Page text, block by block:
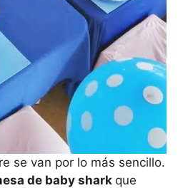
se van por lo más sencillo.
de baby shark que